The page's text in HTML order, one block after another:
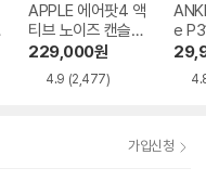
APPLE 에어팟4 액
티브 노이즈 캔슬링
MXP93KH/A
229,000원
4.9 (2,477)
e
i NC
가입신청